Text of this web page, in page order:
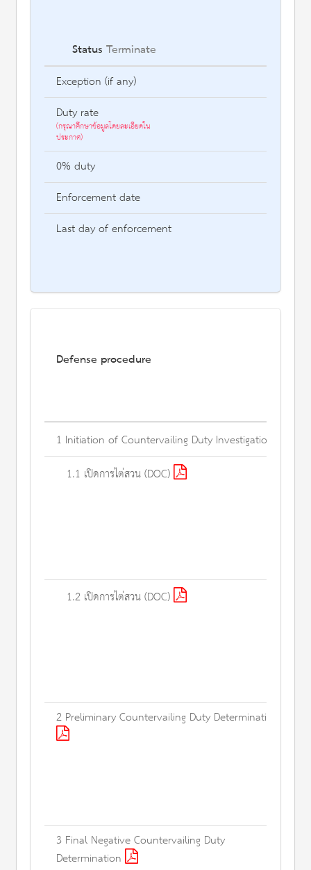
Status Terminate
Exception (if any)
Duty rate
(กรุณาศึกษาข้อมูลโดยละเอียดใน
ประกาศ)
0% duty
Enforcement date
Last day of enforcement
Defense procedure
1 Initiation of Countervailing Duty Investigation
1.1 เปิดการไต่สวน (DOC)
1.2 เปิดการไต่สวน (DOC)
2 Preliminary Countervailing Duty Determination
3 Final Negative Countervailing Duty
Determination